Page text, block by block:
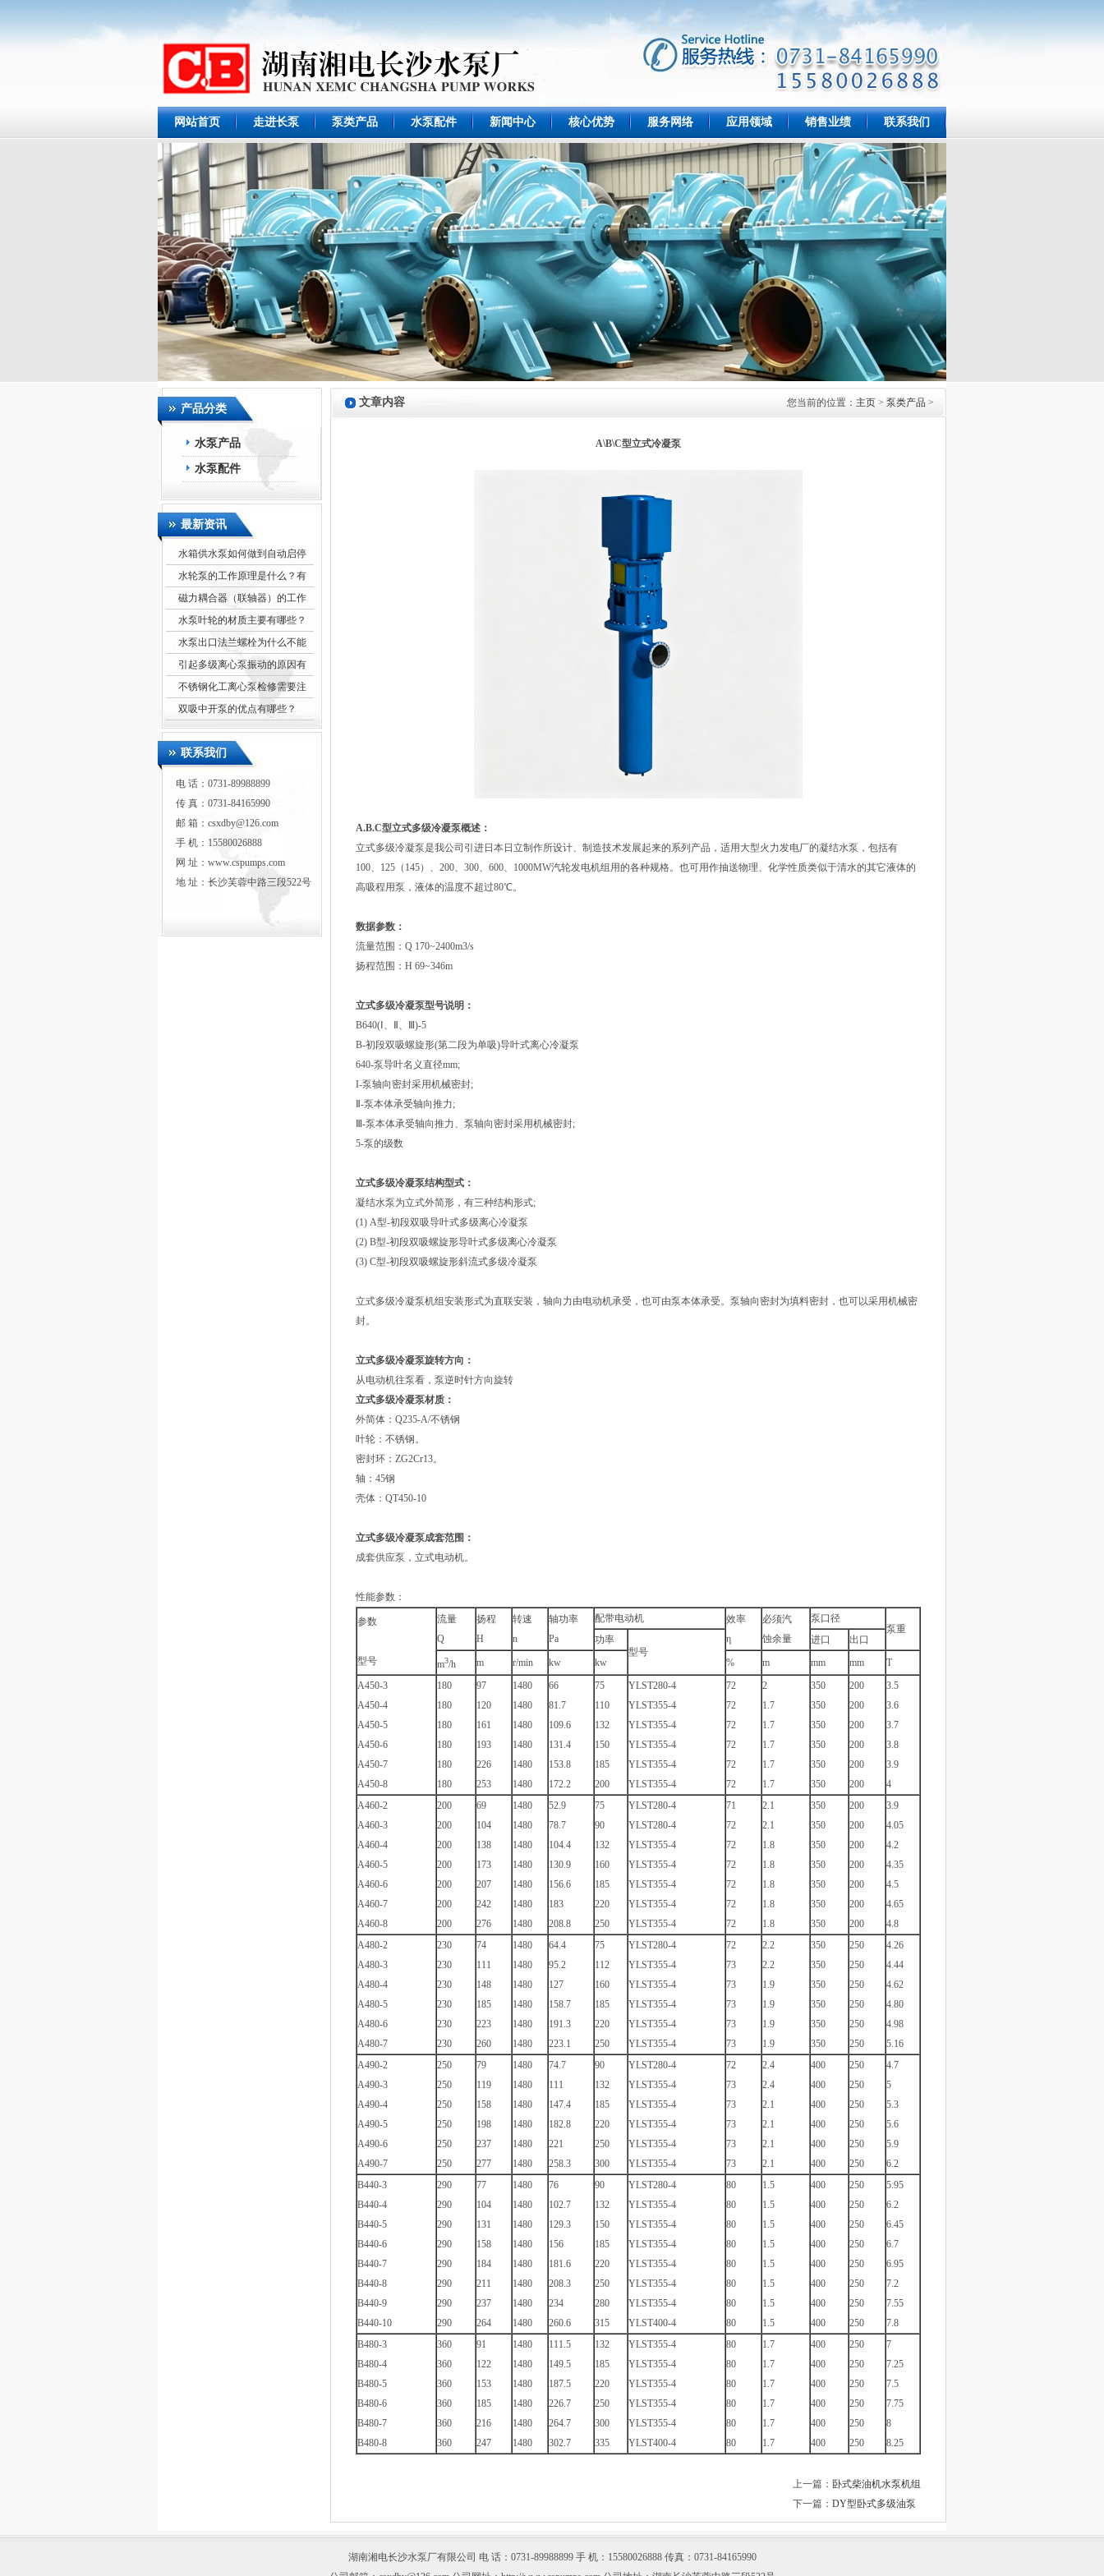
网站首页 走进长泵 泵类产品 水泵配件 新闻中心 核心优势 服务网络 应用领域 销售业绩 联系我们
产品分类
水泵产品
水泵配件
最新资讯
水箱供水泵如何做到自动启停
水轮泵的工作原理是什么？有
磁力耦合器（联轴器）的工作
水泵叶轮的材质主要有哪些？
水泵出口法兰螺栓为什么不能
引起多级离心泵振动的原因有
不锈钢化工离心泵检修需要注
双吸中开泵的优点有哪些？
联系我们
电 话：0731-89988899
传 真：0731-84165990
邮 箱：csxdby@126.com
手 机：15580026888
网 址：www.cspumps.com
地 址：长沙芙蓉中路三段522号
您当前的位置： 主页 > 泵类产品 >
文章内容
A\B\C型立式冷凝泵
A.B.C型立式多级冷凝泵概述：
立式多级冷凝泵是我公司引进日本日立制作所设计、制造技术发展起来的系列产品，适用大型火力发电厂的凝结水泵，包括有
100、125（145）、200、300、600、1000MW汽轮发电机组用的各种规格。也可用作抽送物理、化学性质类似于清水的其它液体的
高吸程用泵，液体的温度不超过80℃。
数据参数：
流量范围：Q 170~2400m3/s
扬程范围：H 69~346m
立式多级冷凝泵型号说明：
B640(Ⅰ、Ⅱ、Ⅲ)-5
B-初段双吸螺旋形(第二段为单吸)导叶式离心冷凝泵
640-泵导叶名义直径mm;
I-泵轴向密封采用机械密封;
Ⅱ-泵本体承受轴向推力;
Ⅲ-泵本体承受轴向推力、泵轴向密封采用机械密封;
5-泵的级数
立式多级冷凝泵结构型式：
凝结水泵为立式外简形，有三种结构形式;
(1) A型-初段双吸导叶式多级离心冷凝泵
(2) B型-初段双吸螺旋形导叶式多级离心冷凝泵
(3) C型-初段双吸螺旋形斜流式多级冷凝泵
立式多级冷凝泵机组安装形式为直联安装，轴向力由电动机承受，也可由泵本体承受。泵轴向密封为填料密封，也可以采用机械密
封。
立式多级冷凝泵旋转方向：
从电动机往泵看，泵逆时针方向旋转
立式多级冷凝泵材质：
外简体：Q235-A/不锈钢
叶轮：不锈钢。
密封环：ZG2Cr13。
轴：45钢
壳体：QT450-10
立式多级冷凝泵成套范围：
成套供应泵，立式电动机。
性能参数：
参数
型号
流量
Q
扬程
H
转速
n
轴功率
Pa
配带电动机
效率
η
必须汽
蚀余量
泵口径
泵重
功率
型号
进口 出口
m3/h m r/min kw kw % m mm mm
T
A450-3
A450-4
A450-5
A450-6
A450-7
A450-8
180
180
180
180
180
180
97
120
161
193
226
253
1480
1480
1480
1480
1480
1480
66
81.7
109.6
131.4
153.8
172.2
75
110
132
150
185
200
YLST280-4
YLST355-4
YLST355-4
YLST355-4
YLST355-4
YLST355-4
72
72
72
72
72
72
2
1.7
1.7
1.7
1.7
1.7
350
350
350
350
350
350
200
200
200
200
200
200
3.5
3.6
3.7
3.8
3.9
4
A460-2
A460-3
A460-4
A460-5
A460-6
A460-7
A460-8
200
200
200
200
200
200
200
69
104
138
173
207
242
276
1480
1480
1480
1480
1480
1480
1480
52.9
78.7
104.4
130.9
156.6
183
208.8
75
90
132
160
185
220
250
YLST280-4
YLST280-4
YLST355-4
YLST355-4
YLST355-4
YLST355-4
YLST355-4
71
72
72
72
72
72
72
2.1
2.1
1.8
1.8
1.8
1.8
1.8
350
350
350
350
350
350
350
200
200
200
200
200
200
200
3.9
4.05
4.2
4.35
4.5
4.65
4.8
A480-2
A480-3
A480-4
A480-5
A480-6
A480-7
230
230
230
230
230
230
74
111
148
185
223
260
1480
1480
1480
1480
1480
1480
64.4
95.2
127
158.7
191.3
223.1
75
112
160
185
220
250
YLST280-4
YLST355-4
YLST355-4
YLST355-4
YLST355-4
YLST355-4
72
73
73
73
73
73
2.2
2.2
1.9
1.9
1.9
1.9
350
350
350
350
350
350
250
250
250
250
250
250
4.26
4.44
4.62
4.80
4.98
5.16
A490-2
A490-3
A490-4
A490-5
A490-6
A490-7
250
250
250
250
250
250
79
119
158
198
237
277
1480
1480
1480
1480
1480
1480
74.7
111
147.4
182.8
221
258.3
90
132
185
220
250
300
YLST280-4
YLST355-4
YLST355-4
YLST355-4
YLST355-4
YLST355-4
72
73
73
73
73
73
2.4
2.4
2.1
2.1
2.1
2.1
400
400
400
400
400
400
250
250
250
250
250
250
4.7
5
5.3
5.6
5.9
6.2
B440-3
B440-4
B440-5
B440-6
B440-7
B440-8
B440-9
B440-10
290
290
290
290
290
290
290
290
77
104
131
158
184
211
237
264
1480
1480
1480
1480
1480
1480
1480
1480
76
102.7
129.3
156
181.6
208.3
234
260.6
90
132
150
185
220
250
280
315
YLST280-4
YLST355-4
YLST355-4
YLST355-4
YLST355-4
YLST355-4
YLST355-4
YLST400-4
80
80
80
80
80
80
80
80
1.5
1.5
1.5
1.5
1.5
1.5
1.5
1.5
400
400
400
400
400
400
400
400
250
250
250
250
250
250
250
250
5.95
6.2
6.45
6.7
6.95
7.2
7.55
7.8
B480-3
B480-4
B480-5
B480-6
B480-7
B480-8
360
360
360
360
360
360
91
122
153
185
216
247
1480
1480
1480
1480
1480
1480
111.5
149.5
187.5
226.7
264.7
302.7
132
185
220
250
300
335
YLST355-4
YLST355-4
YLST355-4
YLST355-4
YLST355-4
YLST400-4
80
80
80
80
80
80
1.7
1.7
1.7
1.7
1.7
1.7
400
400
400
400
400
400
250
250
250
250
250
250
7
7.25
7.5
7.75
8
8.25
上一篇： 卧式柴油机水泵机组
下一篇： DY型卧式多级油泵
湖南湘电长沙水泵厂有限公司 电 话：0731-89988899 手 机：15580026888 传真：0731-84165990